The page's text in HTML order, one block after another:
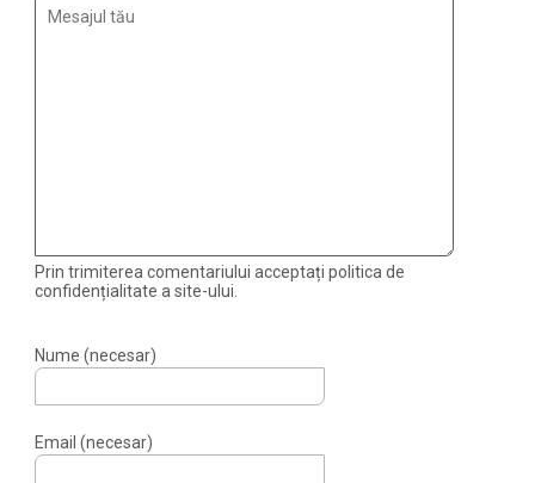
Prin trimiterea comentariului acceptați politica de
confidențialitate a site-ului.
Nume (necesar)
Email (necesar)